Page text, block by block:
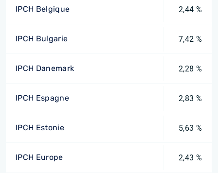
IPCH Belgique 2,44 %
IPCH Bulgarie 7,42 %
IPCH Danemark 2,28 %
IPCH Espagne 2,83 %
IPCH Estonie 5,63 %
IPCH Europe 2,43 %